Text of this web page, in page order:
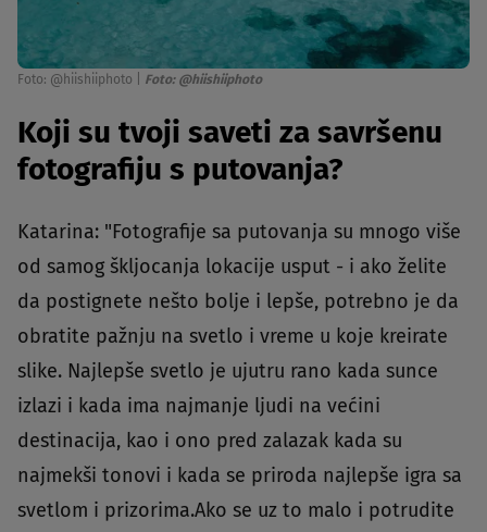
Foto: @hiishiiphoto Foto: @hiishiiphoto
Koji su tvoji saveti za savršenu
fotografiju s putovanja?
Katarina: "Fotografije sa putovanja su mnogo više
od samog škljocanja lokacije usput - i ako želite
da postignete nešto bolje i lepše, potrebno je da
obratite pažnju na svetlo i vreme u koje kreirate
slike. Najlepše svetlo je ujutru rano kada sunce
izlazi i kada ima najmanje ljudi na većini
destinacija, kao i ono pred zalazak kada su
najmekši tonovi i kada se priroda najlepše igra sa
svetlom i prizorima.Ako se uz to malo i potrudite